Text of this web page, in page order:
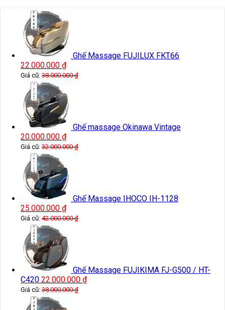
Ghế Massage FUJILUX FKT66
22.000.000 ₫
Giá cũ: 38.000.000₫
Ghế massage Okinawa Vintage
20.000.000 ₫
Giá cũ: 32.000.000₫
Ghế Massage IHOCO IH-1128
25.000.000 ₫
Giá cũ: 42.000.000₫
Ghế Massage FUJIKIMA FJ-G500 / HT-
C420 22.000.000 ₫
Giá cũ: 38.000.000₫